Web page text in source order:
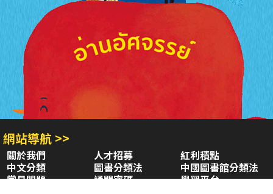
網站導航 >>
關於我們 人才招募
紅利積點
中文分類
圖書分類法
中國圖書館分類法
常見問題
通關密碼
學習平台